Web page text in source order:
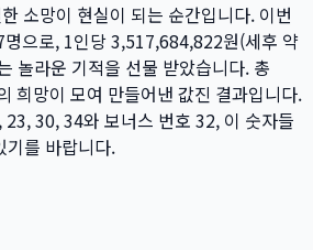
소망이 현실이 되는 순간입니다. 이번
명으로, 1인당3,517,684,822원(세후 약
놀라운 기적을 선물 받았습니다. 총
희망이 모여 만들어낸 값진 결과입니다.
23, 30, 34와 보너스 번호 32, 이 숫자들
기를 바랍니다.